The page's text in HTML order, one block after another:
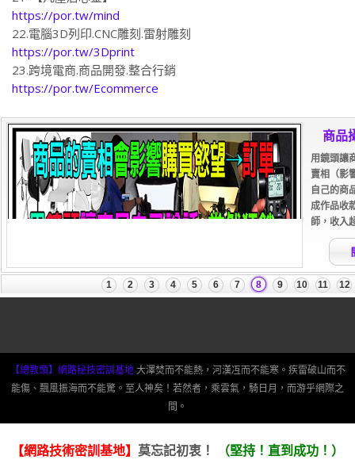
21-【凡塵居心靈】
https://por.tw/mind
22.電腦3D列印.CNC雕刻.雷射雕刻
https://por.tw/3Dprint
23.跨境電商.商品開發.整合行銷
https://por.tw/Ecommerce
【總教頭】網路秘技密訓基地大澤焚而不能熱，河漢冱而不能寒。疾雷破山而不
能傷、飄風振海而不能驚。至人神矣！若然者，乘雲氣，騎日月，而游乎網際之
【網路技術密訓基地】